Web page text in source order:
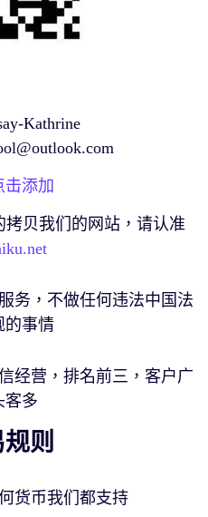
Kathrine
击添加
贝我们的网站，请认准
务，不做任何违法中国法
的事情
经营，排名前三，客户广
客多
则
货币我们都支持